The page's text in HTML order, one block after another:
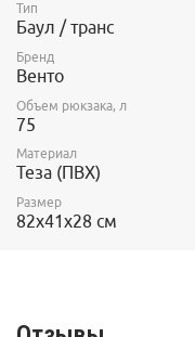
Тип
Баул / транс
Бренд
Венто
Объем рюкзака, л
75
Материал
Теза (ПВХ)
Размер
82х41х28 см